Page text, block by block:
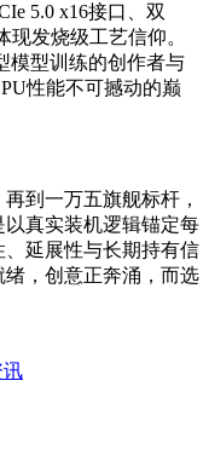
5.0 x16接口、双
现发烧级工艺信仰。
模型训练的创作者与
性能不可撼动的巅
到一万五旗舰标杆，
真实装机逻辑锚定每
延展性与长期持有信
，创意正奔涌，而选
讯